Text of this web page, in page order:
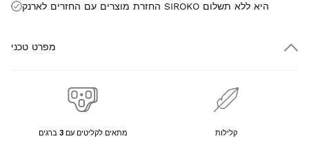
החזרת מוצרים עם החזרים לארנק SIROKO היא ללא תשלום
מפרט טכני
מתאים לקליטים עם 3 ברגים קלילות